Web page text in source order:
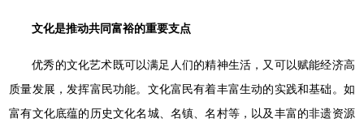
文化是推动共同富裕的重要支点
优秀的文化艺术既可以满足人们的精神生活，又可以赋能经济高
质量发展，发挥富民功能。文化富民有着丰富生动的实践和基础。如
富有文化底蕴的历史文化名城、名镇、名村等，以及丰富的非遗资源